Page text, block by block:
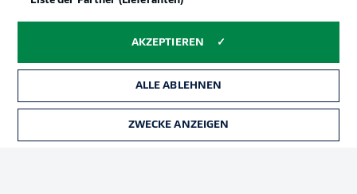
Rechtliche Hinweise Voreinstellungen verwalten
AKZEPTIEREN
ALLE ABLEHNEN
ZWECKE ANZEIGEN